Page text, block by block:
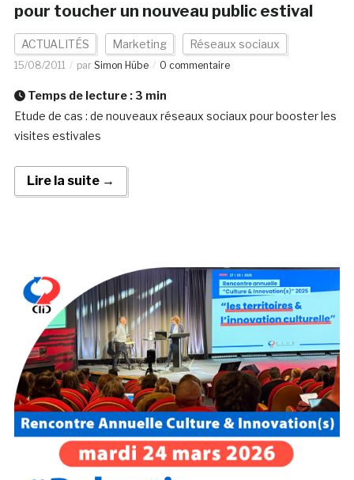
pour toucher un nouveau public estival
ACTUALITÉS Marketing Réseaux sociaux
15/08/2011 par Simon Hübe 0 commentaire
Temps de lecture : 3 min
Etude de cas : de nouveaux réseaux sociaux pour booster les
visites estivales
Lire la suite →